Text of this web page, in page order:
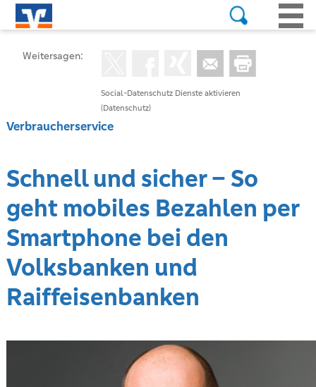
Social-Datenschutz Dienste aktivieren
(Datenschutz)
Weitersagen:
Verbraucherservice
Schnell und sicher – So
geht mobiles Bezahlen per
Smartphone bei den
Volksbanken und
Raiffeisenbanken